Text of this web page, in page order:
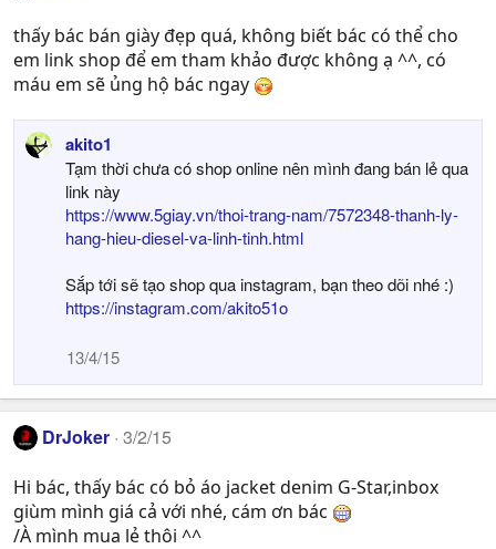
thấy bác bán giày đẹp quá, không biết bác có thể cho
em link shop để em tham khảo được không ạ ^^, có
máu em sẽ ủng hộ bác ngay
akito1
Tạm thời chưa có shop online nên mình đang bán lẻ qua
link này
https://www.5giay.vn/thoi-trang-nam/7572348-thanh-ly-
hang-hieu-diesel-va-linh-tinh.html
Sắp tới sẽ tạo shop qua instagram, bạn theo dõi nhé :)
https://instagram.com/akito51o
13/4/15
DrJoker 3/2/15
Hi bác, thấy bác có bỏ áo jacket denim G-Star,inbox
giùm mình giá cả với nhé, cám ơn bác
/À mình mua lẻ thôi ^^